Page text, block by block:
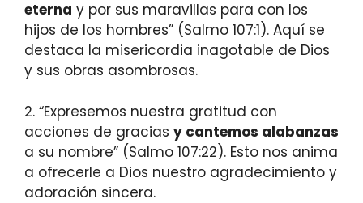
eterna y por sus maravillas para con los
hijos de los hombres” (Salmo 107:1). Aquí se
destaca la misericordia inagotable de Dios
y sus obras asombrosas.
2. “Expresemos nuestra gratitud con
acciones de gracias y cantemos alabanzas
a su nombre” (Salmo 107:22). Esto nos anima
a ofrecerle a Dios nuestro agradecimiento y
adoración sincera.